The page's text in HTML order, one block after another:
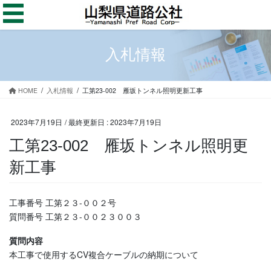
コ
ン
テ
移
ナ
ビ
ゲ
ン
入札情報
HOME 入札情報 工第23-002 雁坂トンネル照明更新工事
2023年7月19日 / 最終更新日 :2023年7月19日
工第23-002 雁坂トンネル照明更
新工事
工事番号 工第２３-００２号
質問番号 工第２３-００２３００３
質問内容
本工事で使用するCV複合ケーブルの納期について